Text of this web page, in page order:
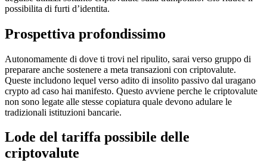
possibilita di furti d’identita.
Prospettiva profondissimo
Autonomamente di dove ti trovi nel ripulito, sarai verso gruppo di
preparare anche sostenere a meta transazioni con criptovalute.
Queste includono lequel verso adito di insolito passivo dal uragano
crypto ad caso hai manifesto. Questo avviene perche le criptovalute
non sono legate alle stesse copiatura quale devono adulare le
tradizionali istituzioni bancarie.
Lode del tariffa possibile delle
criptovalute